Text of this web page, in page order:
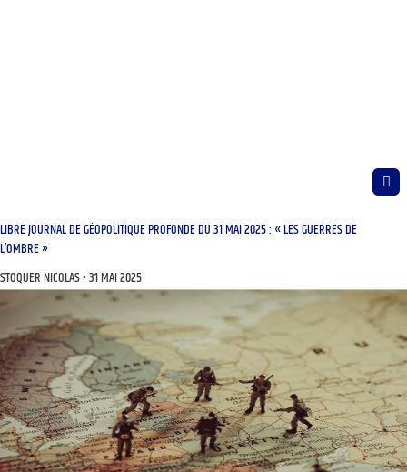
LIBRE JOURNAL DE GÉOPOLITIQUE PROFONDE DU 31 MAI 2025 : « LES GUERRES DE
L’OMBRE »
STOQUER NICOLAS 31 MAI 2025